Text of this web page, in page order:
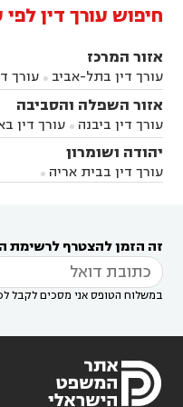
חיפוש עורך דין לפי
אזור המרכז
עורך דין בתל-אביב  עורך
ברק עורך דין בפתח תקווה
עורך דין ברחובות עורך
במודיעין
עורך דין
דין בקרית אונו
אונו
עורך דין בבת ים
דין בשוהם 
אזור השפלה והסביבה
עורך דין ביבנה  עורך דין
עורך דין בראשון לציון
בבאר יעקב
עורך דין בגדרהיהודה ושומרון
עורך דין בבית אריה 
זה הזמן להצטרף לרשימת
במשלוח הטופס אני מסכים לקבל